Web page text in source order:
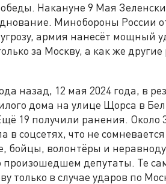
Накануне 9 Мая
Минобороны России
армия нанесёт мощный
за Москву, а как же другие
назад, 12 мая 2024 года, в
дома на улице Щорса в
19 получили ранения. Около
в соцсетях, что не
бойцы, волонтёры и
депутаты. Те
в случае ударов по